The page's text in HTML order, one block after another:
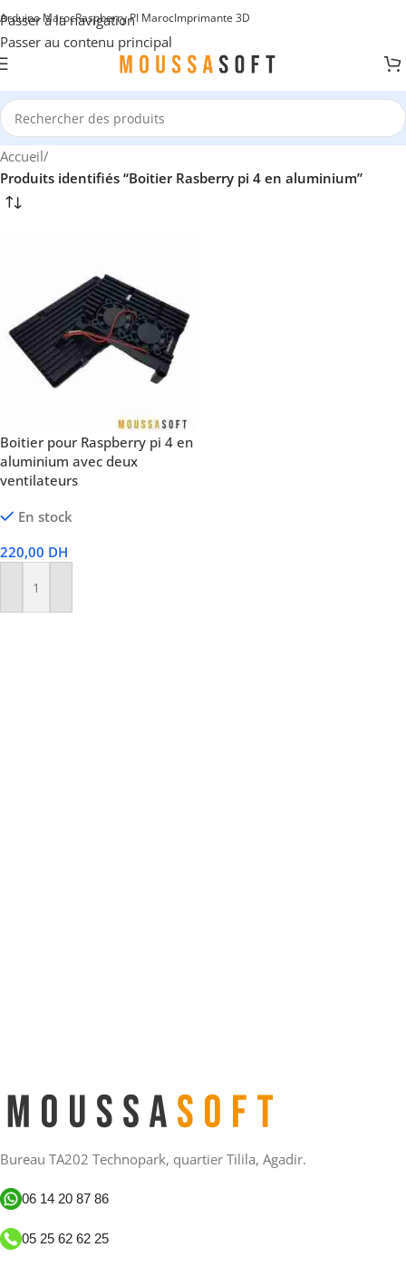
Passer à la navigation
Passer au contenu principal
Arduino MarocRaspberry PI MarocImprimante 3D
Accueil/
Produits identifiés “Boitier Rasberry pi 4 en aluminium”
Boitier pour Raspberry pi 4 en
aluminium avec deux
ventilateurs
En stock
220,00 DH
Ajouter Au Panier
Bureau TA202 Technopark, quartier Tilila, Agadir.
06 14 20 87 86
05 25 62 62 25